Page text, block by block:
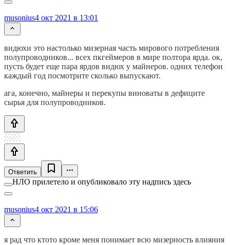
musonius4 окт 2021 в 13:01
видюхи это настолько мизерная часть мирового потребления
полупроводников... всех пкгеймеров в мире полтора ярда. ок,
пусть будет еще пара ярдов видюх у майнеров. одних телефон
каждый год посмотрите сколько выпускают.
ага, конечно, майнеры и перекупы виноваты в дефиците
сырья для полупроводников.
Ответить
НЛО прилетело и опубликовало эту надпись здесь
musonius4 окт 2021 в 15:06
я рад что ктото кроме меня понимает всю мизерность влияния